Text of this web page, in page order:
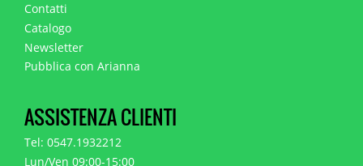
Contatti
Catalogo
Newsletter
Pubblica con Arianna
ASSISTENZA CLIENTI
Tel: 0547.1932212
Lun/Ven 09:00-15:00